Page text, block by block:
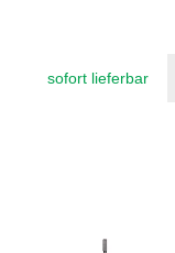
sofort lieferbar